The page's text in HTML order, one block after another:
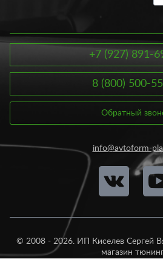
+7 (927) 891-
8 (800) 500-
Обратный
info@avtoform-
© 2008 - 2026. ИП Киселев Сергей
магазин